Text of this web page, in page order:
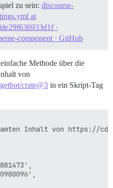
zu sein: discourse-
at
·
component · GitHub
Methode über die
von
crate@3 in ein Skript-Tag
Inhalt von https://